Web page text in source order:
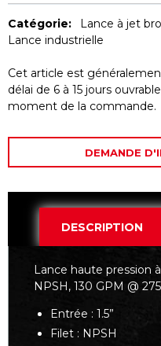
Catégorie: Lance à jet
Lance industrielle
Cet article est
délai de 6 à 15 jours
moment de la commande.
DEMANDE
DESCRIPTION
Lance haute pression
NPSH, 130 GPM @
Entrée : 1.5”
Filet : NPSH